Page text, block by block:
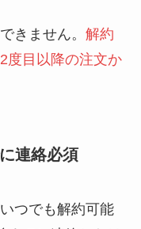
きません。 解約
度目以降の注文か
連絡必須
つでも解約可能